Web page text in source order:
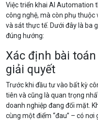
Việc triển khai AI Automation
công nghệ, mà còn phụ
và sát thực tế. Dưới đây là ba
đúng hướng:
Xác định bài
giải quyết
Trước khi đầu tư vào bất kỳ
tiên và cũng là quan trọng
doanh nghiệp đang đối mặt.
cùng một điểm “đau” – có